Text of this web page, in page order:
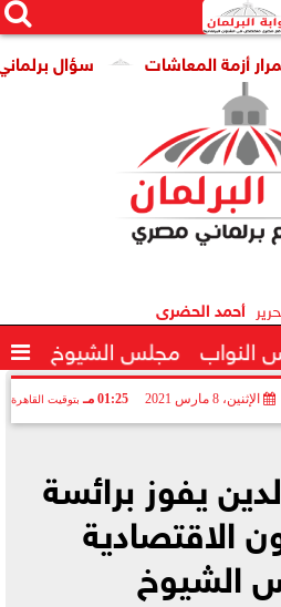

 سؤال برلماني المعاشات
أحمد الحضرى
النواب مجلس الشيوخ 
الإثنين، 8 مارس 2021 01:25 مـ بتوقيت القاهرة
يفوز برائسة
الاقتصادية
الشيوخ